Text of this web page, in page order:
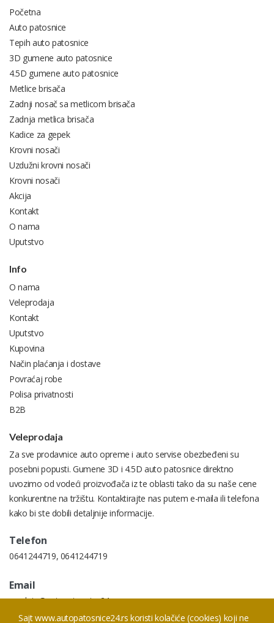
Sajt www.autopatosnice24.rs koristi kolačiće (cookies) koji ne
Početna
Auto patosnice
Tepih auto patosnice
3D gumene auto patosnice
4.5D gumene auto patosnice
Metlice brisača
Zadnji nosač sa metlicom brisača
Zadnja metlica brisača
Kadice za gepek
Krovni nosači
Uzdužni krovni nosači
Krovni nosači
Akcija
Kontakt
O nama
Uputstvo
Info
O nama
Veleprodaja
Kontakt
Uputstvo
Kupovina
Način plaćanja i dostave
Povraćaj robe
Polisa privatnosti
B2B
Veleprodaja
Za sve prodavnice auto opreme i auto servise obezbeđeni su
posebni popusti. Gumene 3D i 4.5D auto patosnice direktno
uvozimo od vodeći proizvođača iz te oblasti tako da su naše cene
konkurentne na tržištu. Kontaktirajte nas putem e-maila ili telefona
kako bi ste dobili detaljnije informacije.
Telefon
0641244719, 0641244719
Email
prodaja@autopatosnice24.rs